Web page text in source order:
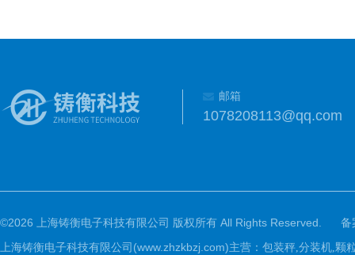
邮箱
1078208113@qq.com
©2026 上海铸衡电子科技有限公司 版权所有 All Rights Reserved.
备
上海铸衡电子科技有限公司(www.zhzkbzj.com)主营： 包装秤,分装机,颗